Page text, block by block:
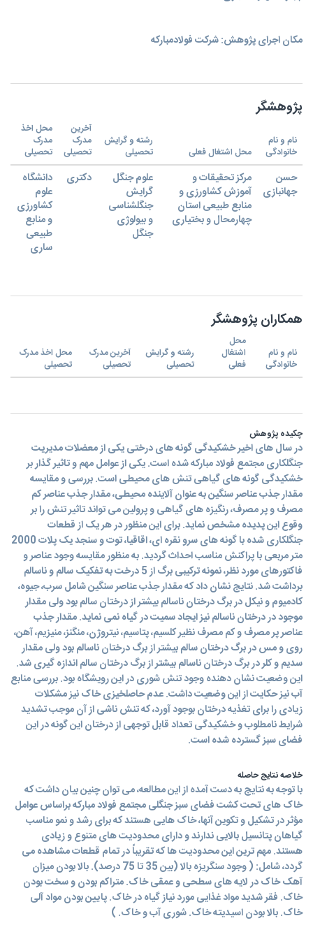
مکان اجرای پژوهش: شرکت فولادمبارکه
پژوهشگر
نام و نام
خانوادگی
محل اشتغال فعلی
رشته و گرایش
تحصیلی
آخرین
مدرک
تحصیلی
محل اخذ
مدرک
تحصیلی
حسن
جهانبازی
مرکز تحقیقات و
آموزش کشاورزی و
منابع طبیعی استان
چهارمحال و بختیاری
علوم جنگل
گرایش
جنگلشناسی
و بیولوژی
جنگل
دکتری
دانشگاه
علوم
کشاورزی
و منابع
طبیعی
ساری
همکاران پژوهشگر
نام و نام
خانوادگی
محل
اشتغال
فعلی
رشته و گرایش
تحصیلی
آخرین مدرک
تحصیلی
محل اخذ مدرک
تحصیلی
چکیده پژوهش
در سال های اخیر خشکیدگی گونه های درختی یکی از معضلات مدیریت
جنگلکاری مجتمع فولاد مبارکه شده است. یکی از عوامل مهم و تاثیر گذار بر
خشکیدگی گونه های گیاهی تنش های محیطی است. بررسی و مقایسه
مقدار جذب عناصر سنگین به عنوان آلاینده محیطی، مقدار جذب عناصر کم
مصرف و پر مصرف، رنگیزه های گیاهی و پرولین می تواند تاثیر تنش را بر
وقوع این پدیده مشخص نماید. برای این منظور در هر یک از قطعات
جنگلکاری شده با گونه های سرو نقره ای، اقاقیا، توت و سنجد یک پلات 2000
متر مربعی با پراکنش مناسب احداث گردید. به منظور مقایسه وجود عناصر و
فاکتورهای مورد نظر، نمونه ترکیبی برگ از 5 درخت به تفکیک سالم و ناسالم
برداشت شد. نتایج نشان داد که مقدار جذب عناصر سنگین شامل سرب، جیوه،
کادمیوم و نیکل در برگ درختان ناسالم بیشتر از درختان سالم بود ولی مقدار
موجود در درختان ناسالم نیز ایجاد سمیت در گیاه نمی نماید. مقدار جذب
عناصر پر مصرف و کم مصرف نظیر کلسیم، پتاسیم، نیتروژن، منگنز، منیزیم، آهن،
روی و مس در برگ درختان سالم بیشتر از برگ درختان ناسالم بود ولی مقدار
سدیم و کلر در برگ درختان ناسالم بیشتر از برگ درختان سالم اندازه گیری شد.
این وضعیت نشان دهنده وجود تنش شوری در این رویشگاه بود. بررسی منابع
آب نیز حکایت از این وضعیت داشت. عدم حاصلخیزی خاک نیز مشکلات
زیادی را برای تغذیه درختان بوجود آورد، که تنش ناشی از آن موجب تشدید
شرایط نامطلوب و خشکیدگی تعداد قابل توجهی از درختان این گونه در این
فضای سبز گسترده شده است.
خلاصه نتایج حاصله
با توجه به نتایج به دست آمده از این مطالعه، می توان چنین بیان داشت که
خاک های تحت کشت فضای سبز جنگلی مجتمع فولاد مبارکه براساس عوامل
مؤثر در تشکیل و تکوین آنها، خاک هایی هستند که برای رشد و نمو مناسب
گیاهان پتانسیل بالایی ندارند و دارای محدودیت های متنوع و زیادی
هستند. مهم ترین این محدودیت ها که تقریباً در تمام قطعات مشاهده می
گردد، شامل: ( وجود سنگریزه بالا (بین 35 تا 75 درصد). بالا بودن میزان
آهک خاک در لایه های سطحی و عمقی خاک. متراکم بودن و سخت بودن
خاک. فقر شدید مواد غذایی مورد نیاز گیاه در خاک. پایین بودن مواد آلی
خاک. بالا بودن اسیدیته خاک. شوری آب و خاک. )